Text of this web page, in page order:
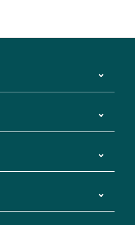
ケーションシステム
京・埼玉